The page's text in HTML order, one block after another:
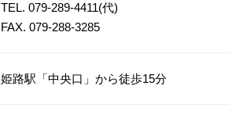
TEL. 079-289-4411(代)
FAX. 079-288-3285
姫路駅「中央口」から徒歩15分